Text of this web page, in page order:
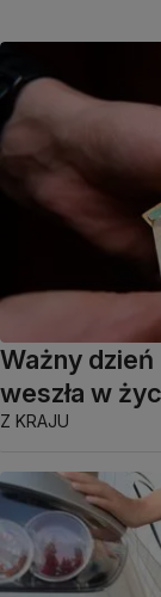
Ważny
weszła w
Z KRAJU